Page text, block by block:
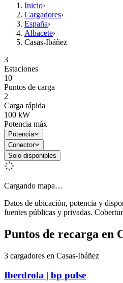
Inicio›
Cargadores›
España›
Albacete›
Casas-Ibáñez
3
Estaciones
10
Puntos de carga
2
Carga rápida
100 kW
Potencia máx
Potencia
Conector
Solo disponibles
Cargando mapa…
Datos de ubicación, potencia y
fuentes públicas y privadas.
Puntos de recarga en
3 cargadores en Casas-Ibáñez
Iberdrola | bp pulse